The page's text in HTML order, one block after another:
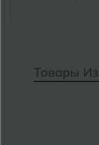
Товары